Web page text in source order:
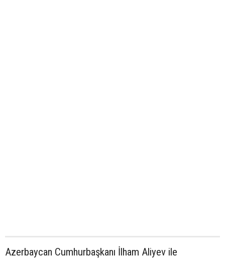
Azerbaycan Cumhurbaşkanı İlham Aliyev ile